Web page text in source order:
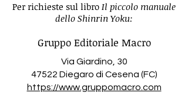
Per richieste sul libro Il piccolo manuale
dello Shinrin Yoku:
Gruppo Editoriale Macro
Via Giardino, 30
47522 Diegaro di Cesena (FC)
https://www.gruppomacro.com